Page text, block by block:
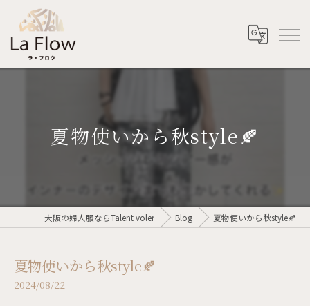
夏物使いから秋style🍂
大阪の婦人服ならTalent voler Blog 夏物使いから秋style🍂
夏物使いから秋style🍂
2024/08/22